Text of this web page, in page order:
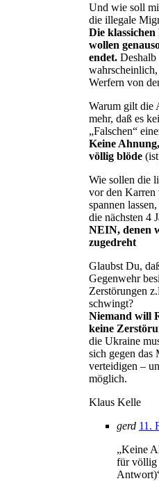
Und wie soll
die illegale
Die
wollen
endet. Deshalb
Werfern von
Warum gilt die
mehr, daß es
„Falschen“
Keine
völlig blöde
Wie sollen die
vor den
spannen
die nächsten 4
NEIN, denen
zugedreht
Glaubst Du,
Gegenwehr
Zerstörungen
schwingt?
Niemand will
keine
die Ukraine
sich gegen das
verteidigen –
möglich.
Klaus Kelle
gerd 11.
„Keine
für völlig